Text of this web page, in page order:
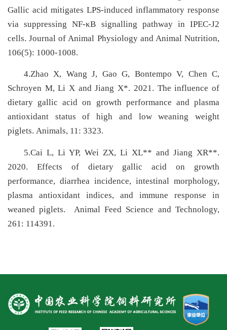
Gallic acid mitigates LPS-induced inflammatory response
via suppressing NF-κB signalling pathway in IPEC-J2
cells. Journal of Animal Physiology and Animal Nutrition,
106(5): 1000-1008.
4.Zhao X, Wang J, Gao G, Bontempo V, Chen C,
Schroyen M, Li X and Jiang X*. 2021. The influence of
dietary gallic acid on growth performance and plasma
antioxidant status of high and low weaning weight
piglets. Animals, 11: 3323.
5.Cai L, Li YP, Wei ZX, Li XL** and Jiang XR**.
2020. Effects of dietary gallic acid on growth
performance, diarrhea incidence, intestinal morphology,
plasma antioxidant indices, and immune response in
weaned piglets. Animal Feed Science and Technology,
261: 114391.